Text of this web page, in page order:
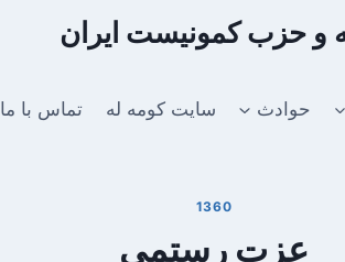
و حزب کمونیست ایران
حوادث سایت کومه له تماس با ما
1360
عزت رستمی